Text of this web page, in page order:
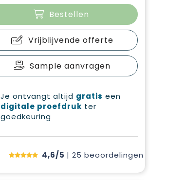
Bestellen
Vrijblijvende offerte
Sample aanvragen
Je ontvangt altijd gratis een
digitale proefdruk ter
goedkeuring
4,6/5 | 25 beoordelingen